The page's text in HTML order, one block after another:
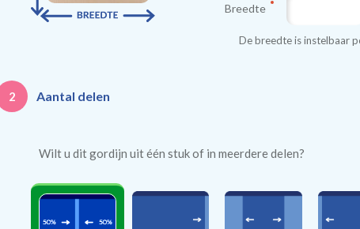
Breedte
De breedte is instelbaar
2 Aantal delen
Wilt u dit gordijn uit één stuk of in meerdere delen?